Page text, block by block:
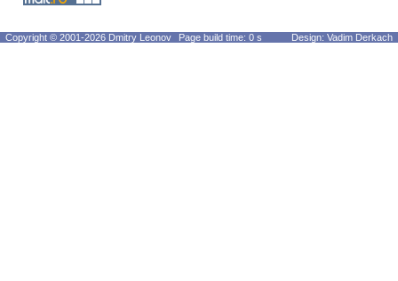
Copyright © 2001-2026 Dmitry Leonov Page build time: 0 s Design: Vadim Derkach